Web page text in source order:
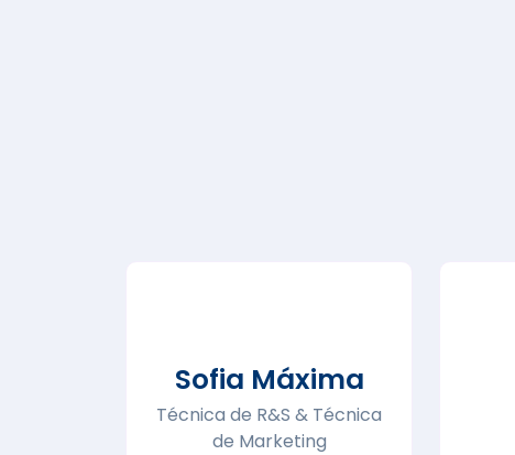
Sofia Máxima
Técnica de R&S & Técnica
de Marketing